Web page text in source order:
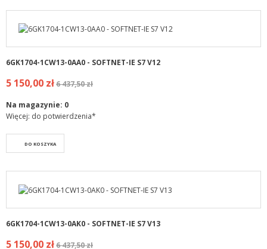
6GK1704-1CW13-0AA0 - SOFTNET-IE S7 V12
5 150,00 zł6 437,50 zł
Na magazynie: 0
Więcej: do potwierdzenia*
DO KOSZYKA
6GK1704-1CW13-0AK0 - SOFTNET-IE S7 V13
5 150,00 zł6 437,50 zł